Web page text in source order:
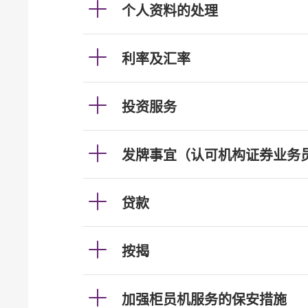
个人资料的处理
利率及汇率
投资服务
发牌事宜（认可机构证券业务
贷款
按揭
加强柜员机服务的保安措施